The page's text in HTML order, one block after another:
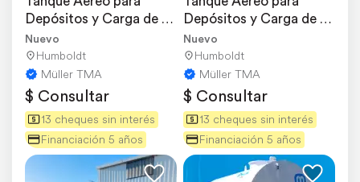
Depósitos y Carga de
Combustible
Nuevo
Humboldt
Müller TMA
$ Consultar
13 cheques sin interés
Financiación 5 años
Depósitos y Carga de
Combustible
Nuevo
Humboldt
Müller TMA
$ Consultar
13 cheques sin interés
Financiación 5 años